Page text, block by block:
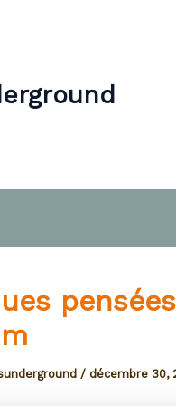
/ décembre 30,